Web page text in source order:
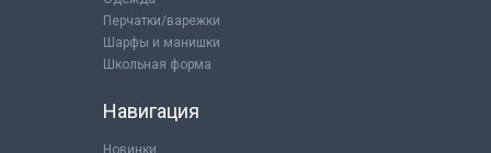
Перчатки/варежки
Шарфы и манишки
Школьная форма
Навигация
Новинки